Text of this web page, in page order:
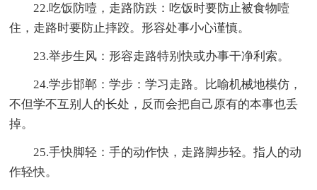
22.吃饭防噎，走路防跌：吃饭时要防止被食物噎
住，走路时要防止摔跤。形容处事小心谨慎。
23.举步生风：形容走路特别快或办事干净利索。
24.学步邯郸：学步：学习走路。比喻机械地模仿，
不但学不互别人的长处，反而会把自己原有的本事也丢
掉。
25.手快脚轻：手的动作快，走路脚步轻。指人的动
作轻快。